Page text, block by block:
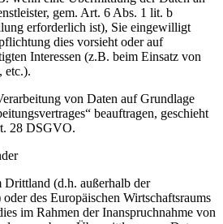
gem. Art. 6 Abs. 1 lit. b
erforderlich ist), Sie eingewilligt
dies vorsieht oder auf
Interessen (z.B. beim Einsatz von
etc.).
von Daten auf Grundlage
beauftragen, geschieht
28 DSGVO.
(d.h. außerhalb der
des Europäischen Wirtschaftsraums
im Rahmen der Inanspruchnahme von